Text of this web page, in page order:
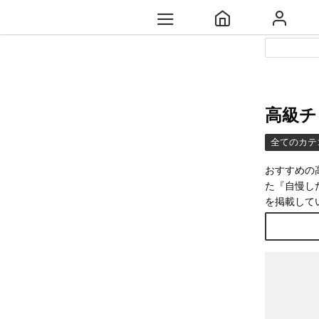
高級
全てのカテ
おすすめの
た『自慢し
を掲載して